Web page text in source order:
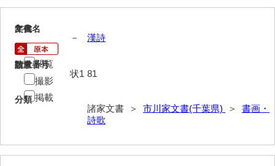
市原家文書
厳島神社祭礼堅田中組水上会講文書
出羽家文書
伊藤家文書（須佐町）
伊藤家文書（山口市）
2
文書名
漢詩
請求番号
81
分類
諸家文書 ＞ 市川家文書(千葉県) ＞ 書画・
詩歌
年代
－
数量
状1
閲覧
撮影
掲載